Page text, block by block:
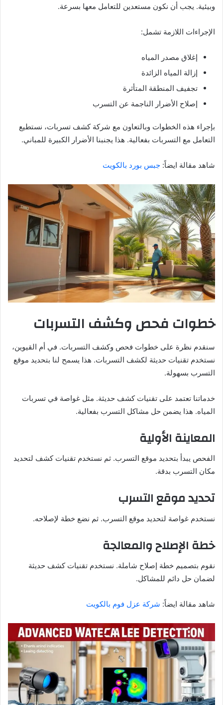
وبيئية. يجب أن نكون مستعدين للتعامل معها بسرعة.
الإجراءات اللازمة تشمل:
إغلاق مصدر المياه
إزالة المياه الزائدة
تجفيف المنطقة المتأثرة
إصلاح الأضرار الناجمة عن التسرب
بإجراء هذه الخطوات وبالتعاون مع شركة كشف تسربات، نستطيع
التعامل مع التسربات بفعالية. هذا يجنبنا الأضرار الكبيرة للمباني.
شاهد مقالة ايضاً: جبس بورد بالكويت
خطوات فحص وكشف التسربات
سنقدم نظرة على خطوات فحص وكشف التسربات. في أم القيوين،
نستخدم تقنيات حديثة لكشف التسربات. هذا يسمح لنا بتحديد موقع
التسرب بسهولة.
خدماتنا تعتمد على تقنيات كشف حديثة. مثل غواصة في تسربات
المياه. هذا يضمن حل مشاكل التسرب بفعالية.
المعاينة الأولية
الفحص يبدأ بتحديد موقع التسرب. ثم نستخدم تقنيات كشف لتحديد
مكان التسرب بدقة.
تحديد موقع التسرب
نستخدم غواصة لتحديد موقع التسرب. ثم نضع خطة لإصلاحه.
خطة الإصلاح والمعالجة
نقوم بتصميم خطة إصلاح شاملة. نستخدم تقنيات كشف حديثة
لضمان حل دائم للمشاكل.
شاهد مقالة ايضاً: شركة عزل فوم بالكويت